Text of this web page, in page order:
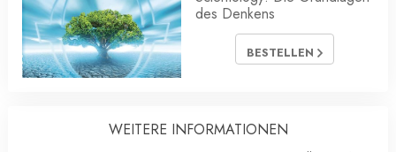
des Denkens
BESTELLEN
WEITERE INFORMATIONEN